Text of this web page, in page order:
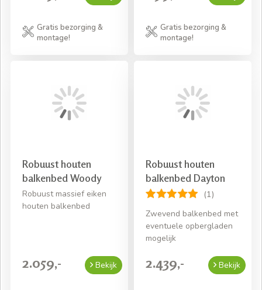
Gratis bezorging &
montage!
Gratis bezorging &
montage!
Robuust houten
balkenbed Woody
Robuust massief eiken
houten balkenbed
2.059,- Bekijk
Robuust houten
balkenbed Dayton
(1)
Zwevend balkenbed met
eventuele opbergladen
mogelijk
2.439,- Bekijk